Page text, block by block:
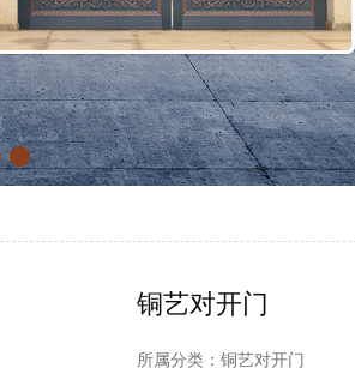
铜艺对开门
所属分类： 铜艺对开门